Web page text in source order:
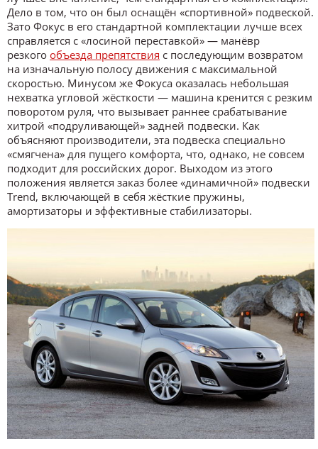
Дело в том, что он был оснащён «спортивной» подвеской.
Зато Фокус в его стандартной комплектации лучше всех
справляется с «лосиной переставкой» — манёвр
резкого объезда препятствия с последующим возвратом
на изначальную полосу движения с максимальной
скоростью. Минусом же Фокуса оказалась небольшая
нехватка угловой жёсткости — машина кренится с резким
поворотом руля, что вызывает раннее срабатывание
хитрой «подруливающей» задней подвески. Как
объясняют производители, эта подвеска специально
«смягчена» для пущего комфорта, что, однако, не совсем
подходит для российских дорог. Выходом из этого
положения является заказ более «динамичной» подвески
Trend, включающей в себя жёсткие пружины,
амортизаторы и эффективные стабилизаторы.